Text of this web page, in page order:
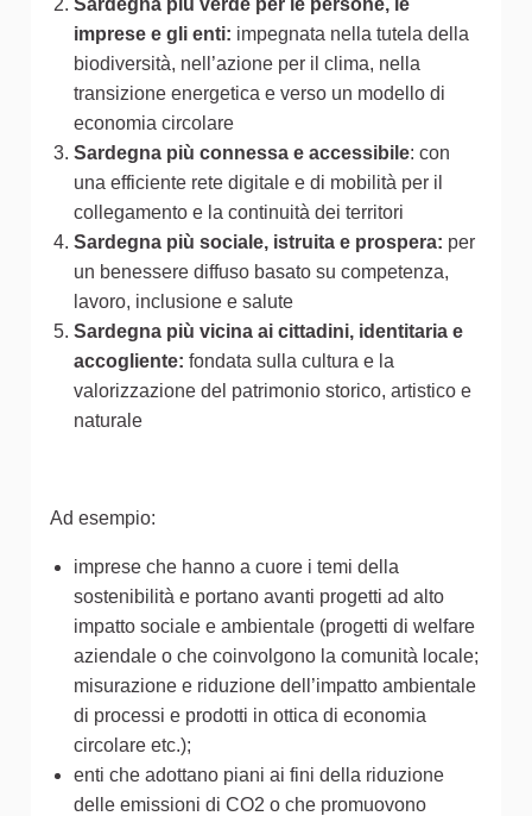
imprese e gli enti: impegnata nella tutela della
biodiversità, nell’azione per il clima, nella
transizione energetica e verso un modello di
economia circolare
Sardegna più connessa e accessibile: con
una efficiente rete digitale e di mobilità per il
collegamento e la continuità dei territori
Sardegna più sociale, istruita e prospera: per
un benessere diffuso basato su competenza,
lavoro, inclusione e salute
Sardegna più vicina ai cittadini, identitaria e
accogliente: fondata sulla cultura e la
valorizzazione del patrimonio storico, artistico e
naturale
Ad esempio:
imprese che hanno a cuore i temi della
sostenibilità e portano avanti progetti ad alto
impatto sociale e ambientale (progetti di welfare
aziendale o che coinvolgono la comunità locale;
misurazione e riduzione dell’impatto ambientale
di processi e prodotti in ottica di economia
circolare etc.);
enti che adottano piani ai fini della riduzione
delle emissioni di CO2 o che promuovono